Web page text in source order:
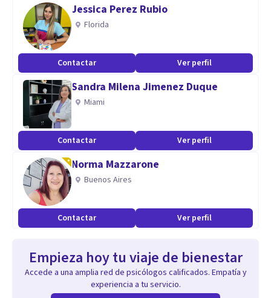
Jessica Perez Rubio
Florida
Contactar Ver perfil
Sandra Milena Jimenez Duque
Miami
Contactar Ver perfil
Norma Mazzarone
Buenos Aires
Contactar Ver perfil
Empieza hoy tu viaje de bienestar
Accede a una amplia red de psicólogos calificados. Empatía y
experiencia a tu servicio.